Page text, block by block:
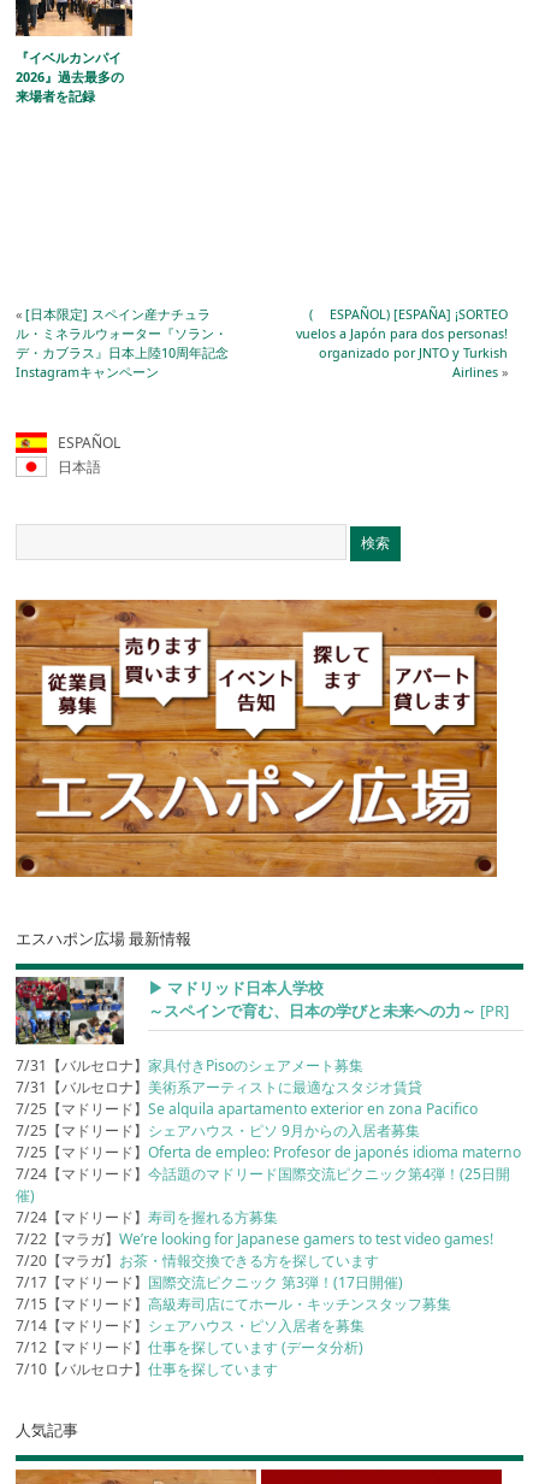
『イベルカンパイ
2026』過去最多の
来場者を記録
«[日本限定] スペイン産ナチュラ
ル・ミネラルウォーター『ソラン・
デ・カブラス』日本上陸10周年記念
Instagramキャンペーン
( ESPAÑOL) [ESPAÑA] ¡SORTEO
vuelos a Japón para dos personas!
organizado por JNTO y Turkish
Airlines»
ESPAÑOL
日本語
エスハポン広場 最新情報
▶︎ マドリッド日本人学校
～スペインで育む、日本の学びと未来への力～ [PR]
7/31【バルセロナ】家具付きPisoのシェアメート募集
7/31【バルセロナ】美術系アーティストに最適なスタジオ賃貸
7/25【マドリード】Se alquila apartamento exterior en zona Pacifico
7/25【マドリード】 シェアハウス・ピソ 9月からの入居者募集
7/25【マドリード】Oferta de empleo: Profesor de japonés idioma materno
7/24【マドリード】今話題のマドリード国際交流ピクニック第4弾！(25日開
催)
7/24【マドリード】寿司を握れる方募集
7/22【マラガ】We’re looking for Japanese gamers to test video games!
7/20【マラガ】 お茶・情報交換できる方を探しています
7/17【マドリード】 国際交流ピクニック 第3弾！(17日開催)
7/15【マドリード】高級寿司店にてホール・キッチンスタッフ募集
7/14【マドリード】 シェアハウス・ピソ入居者を募集
7/12【マドリード】仕事を探しています (データ分析)
7/10【バルセロナ】仕事を探しています
人気記事